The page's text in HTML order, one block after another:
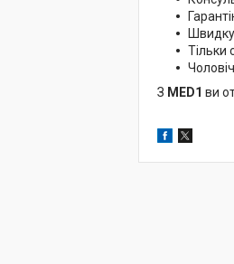
Швидку
Тільки
З MED1 ви